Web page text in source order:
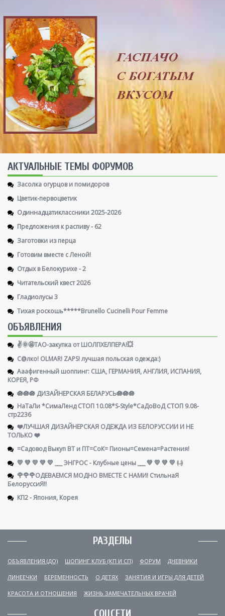
AКТУАЛЬНЫЕ ТЕМЫ ФОРУМОВ
Засолка огурцов и помидоров
Цветик-первоцветик
Одиннадцатиклассники 2025-2026
Предложения к распиву - 62
Заготовки из перца
Готовим вместе с Леной!
Отдых в Белокурихе - 2
Читательский квест 2026
Гладиолусы 3
Тихая роскошь*****Brunello Cucinelli Pour Femme
ОБЪЯВЛЕНИЯ
✌️🌞🤩ТАО-закупка от ШОЛПХЕЛПЕРА!💥
С@лко! OLMAR! ZAPS! лучшая польская одежда:)
Ааафигенный шоппинг: США, ГЕРМАНИЯ, АНГЛИЯ, ИСПАНИЯ,
КОРЕЯ, РФ
🪷🪷🪷 ДИЗАЙНЕРСКАЯ БЕЛАРУСЬ🪷🪷🪷
НаТаЛи *СимаЛенд СТОП 10.08*S-Style*СаДоВоД СТОП 9.08-
стр2236
❤️ЛУЧШАЯ ДИЗАЙНЕРСКАЯ ОДЕЖДА ИЗ БЕЛОРУССИИ И НЕ
ТОЛЬКО ❤️
=Садовод Выкуп ВТ и ПТ=СоК= Пионы=Семена=Растения!
💛 💚 💛 💚 💛 ___ ЭНГРОС - Клубные цены ___ 💚 💛 💚 💛 ㈏
🌹🌹🌹ОДЕВАЕМСЯ МОДНО ВМЕСТЕ С НАМИ! СтильнаЯ
БелоруссиЯ‼
КП2 - Япония, Корея
РАЗДЕЛЫ
ОБЪЯВЛЕНИЯ (ДО) ШОПИНГ КЛУБ (КП И СП) ФОРУМ ДНЕВНИКИ
ЛИНЕЕЧКИ БЕРЕМЕННОСТЬ О ДЕТЯХ ЗАНЯТИЯ И ИГРЫ ДЛЯ ДЕТЕЙ
КРАСОТА И ОТНОШЕНИЯ ЖИЗНЬ ЗАМЕЧАТЕЛЬНЫХ ВРАЧЕЙ
СОЦСЕТИ